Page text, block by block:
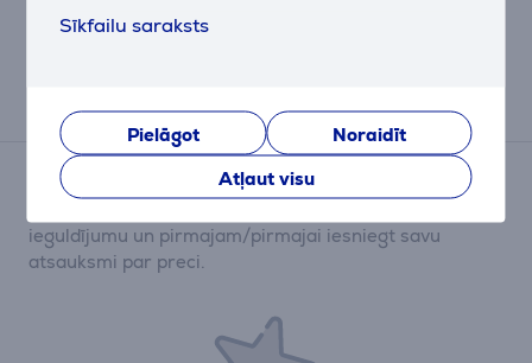
Sīkfailu saraksts
Pielāgot
Noraidīt
Atļaut visu
Rezultāts ir informatīvs un veikts,
Atsauksmes
Pašlaik nav nevienas atsauksmes.
ieguldījumu un pirmajam/pirmajai iesniegt savu
atsauksmi par preci.